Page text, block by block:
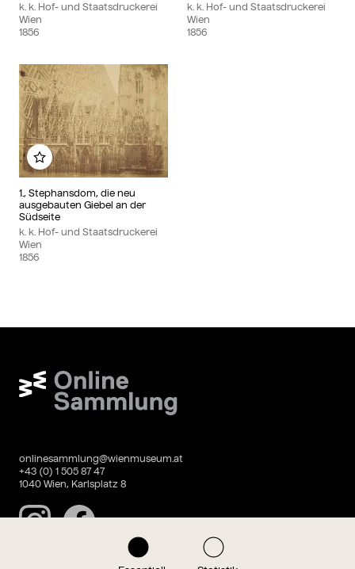
k. k. Hof- und Staatsdruckerei
Wien
1856
k. k. Hof- und Staatsdruckerei
Wien
1856
1., Stephansdom, die neu
ausgebauten Giebel an der
Südseite
k. k. Hof- und Staatsdruckerei
Wien
1856
Zu meinem Album hinzufügen
Wien Museum Online Sammlung
onlinesammlung@wienmuseum.at
+43 (0) 1 505 87 47
1040 Wien, Karlsplatz 8
InstagramFacebook